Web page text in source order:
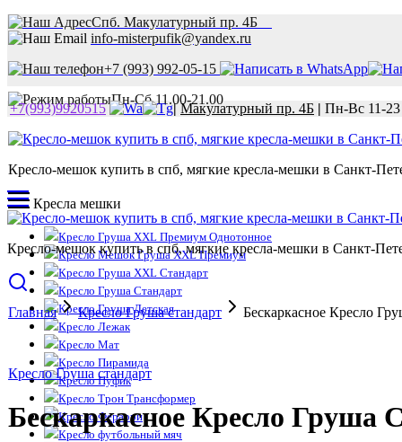
Спб. Макулатурный пр. 4Б
info-misterpufik@yandex.ru
+7 (993) 992-05-15
Пн-Сб 11.00-21.00
+7(993)9920515 | Макулатурный пр. 4Б | Пн-Вс 11-23
Кресло-мешок купить в спб, мягкие кресла-мешки в Санкт-
Кресла мешки
Кресло Груша XXL Премиум Однотонное
Кресло Мешок Груша XXL Премиум
Кресло Груша XXL Стандарт
Кресло Груша Стандарт
Кресло Груша Детская
Кресло Лежак
Кресло Мат
Кресло Пирамида
Кресло Пуфик
Кресло Трон Трансформер
Кресло Ферарри
Кресло футбольный мяч
Кресло-мешок купить в спб, мягкие кресла-мешки в Санкт-
Главная Кресло Груша стандарт Бескаркасное Кресло
Кресло Груша стандарт
Бескаркасное Кресло Груша